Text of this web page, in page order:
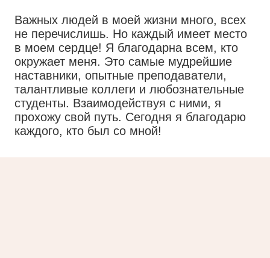
Важных людей в моей жизни много, всех
не перечислишь. Но каждый имеет место
в моем сердце! Я благодарна всем, кто
окружает меня. Это самые мудрейшие
наставники, опытные преподаватели,
талантливые коллеги и любознательные
студенты. Взаимодействуя с ними, я
прохожу свой путь. Сегодня я благодарю
каждого, кто был со мной!